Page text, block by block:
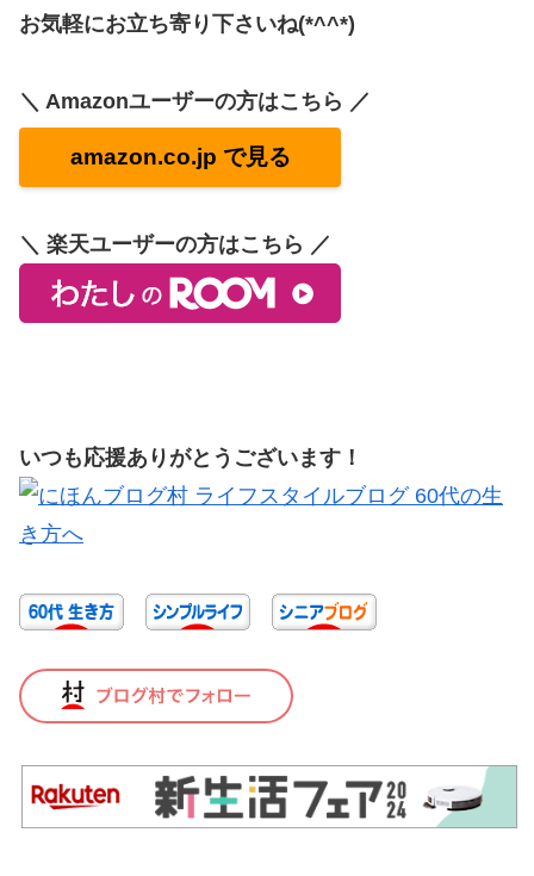
お気軽にお立ち寄り下さいね(*^^*)
＼ Amazonユーザーの方はこちら ／
amazon.co.jp で見る
＼ 楽天ユーザーの方はこちら ／
いつも応援ありがとうございます！